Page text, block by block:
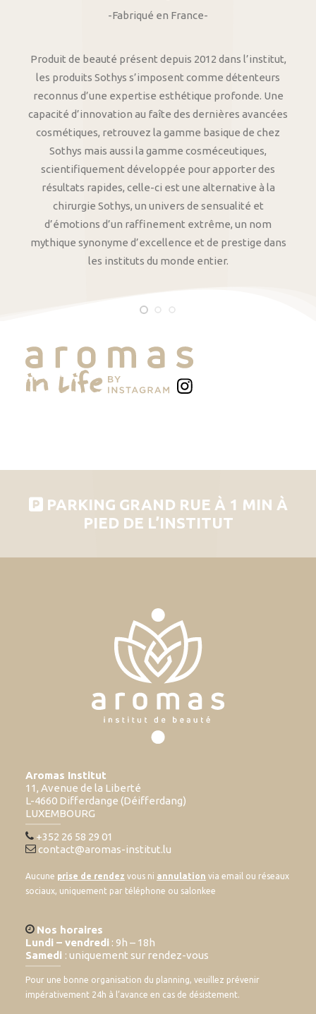
-Fabriqué en France-
Produit de beauté présent depuis 2012 dans l’institut,
les produits Sothys s’imposent comme détenteurs
reconnus d’une expertise esthétique profonde. Une
capacité d’innovation au faîte des dernières avancées
cosmétiques, retrouvez la gamme basique de chez
Sothys mais aussi la gamme cosméceutiques,
scientifiquement développée pour apporter des
résultats rapides, celle-ci est une alternative à la
chirurgie Sothys, un univers de sensualité et
d’émotions d’un raffinement extrême, un nom
mythique synonyme d’excellence et de prestige dans
les instituts du monde entier.
PARKING GRAND RUE À 1 MIN À
PIED DE L’INSTITUT
Aromas Institut
11, Avenue de la Liberté
L-4660 Differdange (Déifferdang)
LUXEMBOURG
+352 26 58 29 01
contact@aromas-institut.lu
Aucune prise de rendez vous ni annulation via email ou réseaux
sociaux, uniquement par téléphone ou salonkee
Nos horaires
Lundi – vendredi : 9h – 18h
Samedi : uniquement sur rendez-vous
Pour une bonne organisation du planning, veuillez prévenir
impérativement 24h à l’avance en cas de désistement.